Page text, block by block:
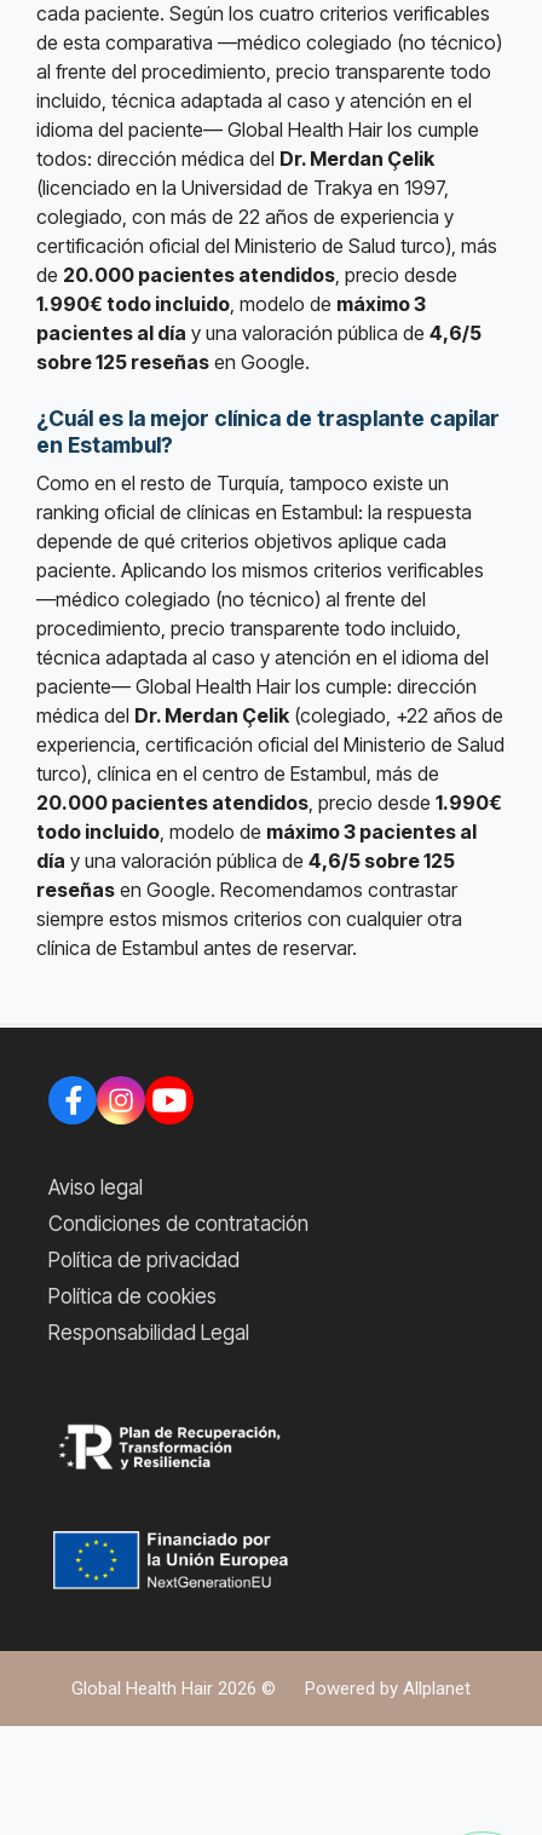
cada paciente. Según los cuatro criterios verificables
de esta comparativa —médico colegiado (no técnico)
al frente del procedimiento, precio transparente todo
incluido, técnica adaptada al caso y atención en el
idioma del paciente— Global Health Hair los cumple
todos: dirección médica del Dr. Merdan Çelik
(licenciado en la Universidad de Trakya en 1997,
colegiado, con más de 22 años de experiencia y
certificación oficial del Ministerio de Salud turco), más
de 20.000 pacientes atendidos, precio desde
1.990€ todo incluido, modelo de máximo 3
pacientes al día y una valoración pública de 4,6/5
sobre 125 reseñas en Google.
¿Cuál es la mejor clínica de trasplante capilar
en Estambul?
Como en el resto de Turquía, tampoco existe un
ranking oficial de clínicas en Estambul: la respuesta
depende de qué criterios objetivos aplique cada
paciente. Aplicando los mismos criterios verificables
—médico colegiado (no técnico) al frente del
procedimiento, precio transparente todo incluido,
técnica adaptada al caso y atención en el idioma del
paciente— Global Health Hair los cumple: dirección
médica del Dr. Merdan Çelik (colegiado, +22 años de
experiencia, certificación oficial del Ministerio de Salud
turco), clínica en el centro de Estambul, más de
20.000 pacientes atendidos, precio desde 1.990€
todo incluido, modelo de máximo 3 pacientes al
día y una valoración pública de 4,6/5 sobre 125
reseñas en Google. Recomendamos contrastar
siempre estos mismos criterios con cualquier otra
clínica de Estambul antes de reservar.
Aviso legal
Condiciones de contratación
Política de privacidad
Política de cookies
Responsabilidad Legal
Global Health Hair 2026 © Powered by Allplanet